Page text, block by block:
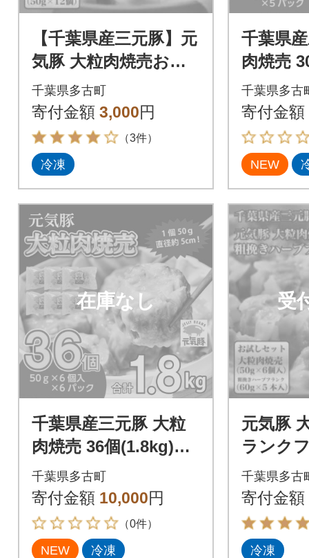
【千葉県産三元豚】元
気豚 大粒肉焼売お試
しセット 600g(50g×
12個)
千葉県多古町
寄付金額 3,000円
（3件）
冷凍
千葉県
肉焼売
気豚
千葉県多古
寄付金額
NEW
在庫なし
千葉県産三元豚 大粒
肉焼売 36個(1.8kg)元
気豚100%使用 冷凍
千葉県多古町
寄付金額 10,000円
（0件）
NEW 冷凍
受
元気豚
ランク
セット
個入り
り)
千葉県多古
寄付金額
冷凍